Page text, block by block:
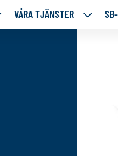
VÅRA TJÄNSTER
VÅRA